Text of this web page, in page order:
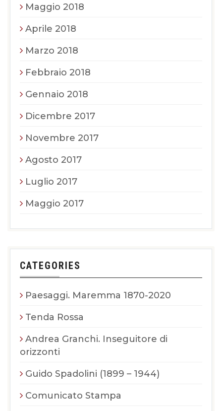
Maggio 2018
Aprile 2018
Marzo 2018
Febbraio 2018
Gennaio 2018
Dicembre 2017
Novembre 2017
Agosto 2017
Luglio 2017
Maggio 2017
CATEGORIES
Paesaggi. Maremma 1870-2020
Tenda Rossa
Andrea Granchi. Inseguitore di
orizzonti
Guido Spadolini (1899 – 1944)
Comunicato Stampa